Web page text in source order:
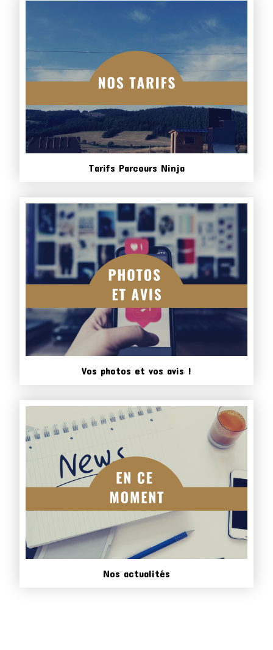
Tarifs Parcours Ninja
Vos photos et vos avis !
Nos actualités